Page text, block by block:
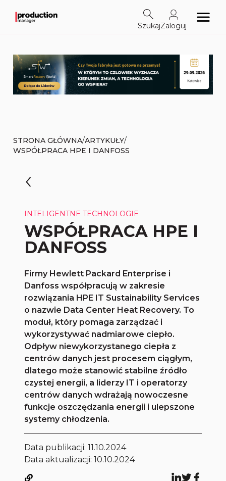
SzukajZaloguj
STRONA GŁÓWNA/ARTYKUŁY/
WSPÓŁPRACA HPE I DANFOSS
INTELIGENTNE TECHNOLOGIE
WSPÓŁPRACA HPE I
DANFOSS
Firmy Hewlett Packard Enterprise i
Danfoss współpracują w zakresie
rozwiązania HPE IT Sustainability Services
o nazwie Data Center Heat Recovery. To
moduł, który pomaga zarządzać i
wykorzystywać nadmiarowe ciepło.
Odpływ niewykorzystanego ciepła z
centrów danych jest procesem ciągłym,
dlatego może stanowić stabilne źródło
czystej energii, a liderzy IT i operatorzy
centrów danych wdrażają nowoczesne
funkcje oszczędzania energii i ulepszone
systemy chłodzenia.
Data publikacji:11.10.2024
Data aktualizacji: 10.10.2024